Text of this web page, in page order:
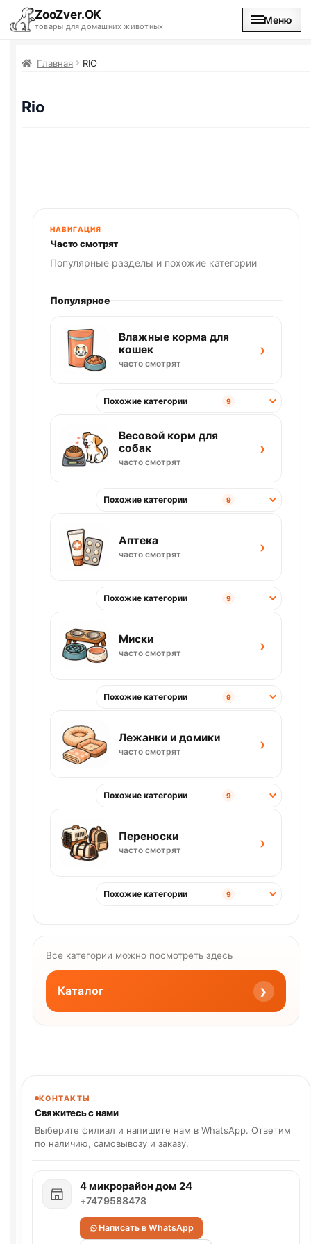
ZooZver.OK
товары для домашних животных
Меню
На главную
Каталог
Главная RIO
Rio
НАВИГАЦИЯ
Часто смотрят
Популярные разделы и похожие категории
Популярное
Влажные корма для
кошек
часто смотрят
›
Похожие категории 9
Весовой корм для
собак
часто смотрят
›
Похожие категории 9
Аптека
часто смотрят ›
Похожие категории 9
Миски
часто смотрят ›
Похожие категории 9
Лежанки и домики
часто смотрят ›
Похожие категории 9
Переноски
часто смотрят ›
Похожие категории 9
Все категории можно посмотреть здесь
Каталог ›
КОНТАКТЫ
Свяжитесь с нами
Выберите филиал и напишите нам в WhatsApp. Ответим
по наличию, самовывозу и заказу.
4 микрорайон дом 24
+7479588478
Написать в WhatsApp